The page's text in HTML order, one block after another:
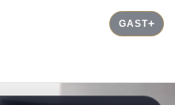
GAST